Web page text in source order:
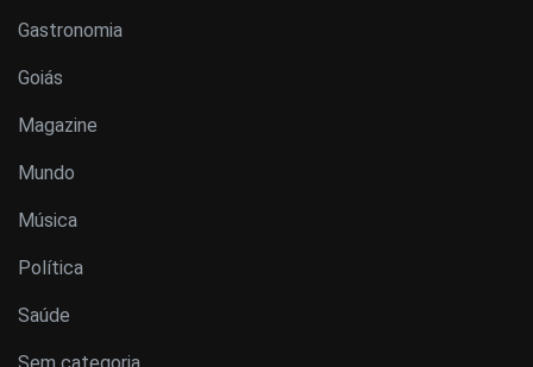
Gastronomia
Goiás
Magazine
Mundo
Música
Política
Saúde